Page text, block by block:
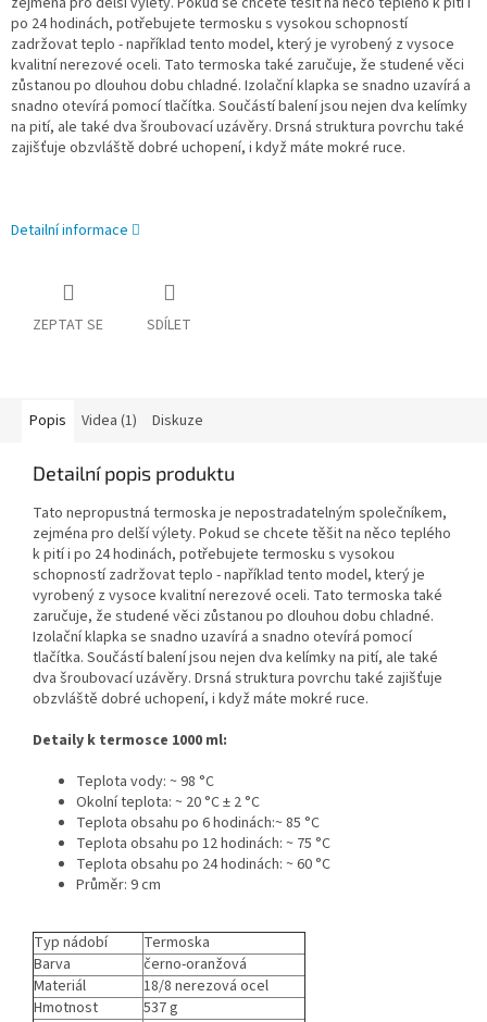
po 24 hodinách, potřebujete termosku s vysokou schopností
zadržovat teplo - například tento model, který je vyrobený z vysoce
kvalitní nerezové oceli. Tato termoska také zaručuje, že studené věci
zůstanou po dlouhou dobu chladné. Izolační klapka se snadno uzavírá a
snadno otevírá pomocí tlačítka. Součástí balení jsou nejen dva kelímky
na pití, ale také dva šroubovací uzávěry. Drsná struktura povrchu také
zajišťuje obzvláště dobré uchopení, i když máte mokré ruce.
Detailní informace
ZEPTAT SE SDÍLET
Popis Videa (1) Diskuze
Detailní popis produktu
Tato nepropustná termoska je nepostradatelným společníkem,
zejména pro delší výlety. Pokud se chcete těšit na něco teplého
k pití i po 24 hodinách, potřebujete termosku s vysokou
schopností zadržovat teplo - například tento model, který je
vyrobený z vysoce kvalitní nerezové oceli. Tato termoska také
zaručuje, že studené věci zůstanou po dlouhou dobu chladné.
Izolační klapka se snadno uzavírá a snadno otevírá pomocí
tlačítka. Součástí balení jsou nejen dva kelímky na pití, ale také
dva šroubovací uzávěry. Drsná struktura povrchu také zajišťuje
obzvláště dobré uchopení, i když máte mokré ruce.
Detaily k termosce 1000 ml:
Teplota vody: ~ 98 °C
Okolní teplota: ~ 20 °C ± 2 °C
Teplota obsahu po 6 hodinách:~ 85 °C
Teplota obsahu po 12 hodinách: ~ 75 °C
Teplota obsahu po 24 hodinách: ~ 60 °C
Průměr: 9 cm
Typ nádobí
Termoska
Barva
černo-oranžová
Materiál
18/8 nerezová ocel
Hmotnost
537 g